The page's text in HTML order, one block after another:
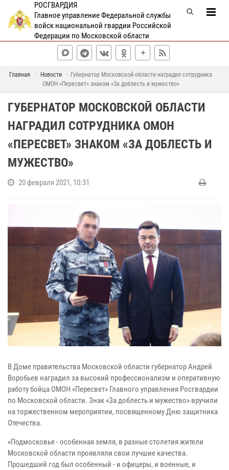
РОСГВАРДИЯ
Главное управление Федеральной службы
войск национальной гвардии Российской
Федерации по Московской области
Главная Новости
Губернатор Московской области наградил сотрудника
ОМОН «Пересвет» знаком «За доблесть и мужество»
ГУБЕРНАТОР МОСКОВСКОЙ ОБЛАСТИ
НАГРАДИЛ СОТРУДНИКА ОМОН
«ПЕРЕСВЕТ» ЗНАКОМ «ЗА ДОБЛЕСТЬ И
МУЖЕСТВО»
20 февраля 2021, 10:31
В Доме правительства Московской области губернатор Андрей
Воробьев наградил за высокий профессионализм и оперативную
работу бойца ОМОН «Пересвет» Главного управления Росгвардии
по Московской области. Знак «За доблесть и мужество» вручили
на торжественном мероприятии, посвященному Дню защитника
Отечества.
«Подмосковье - особенная земля, в разные столетия жители
Московской области проявляли свои лучшие качества.
Прошедший год был особенный - и офицеры, и военные, и